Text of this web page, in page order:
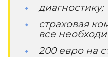
диагностику;
страховая
все
200 евро на